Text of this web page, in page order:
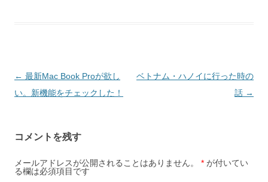
o
o
投
稿
ゲ
ー
シ
← 最新Mac Book Proが欲し
い。新機能をチェックした！
ベトナム・ハノイに行った時の
話 →
コメントを残す
メールアドレスが公開されることはありません。 * が付いてい
る欄は必須項目です